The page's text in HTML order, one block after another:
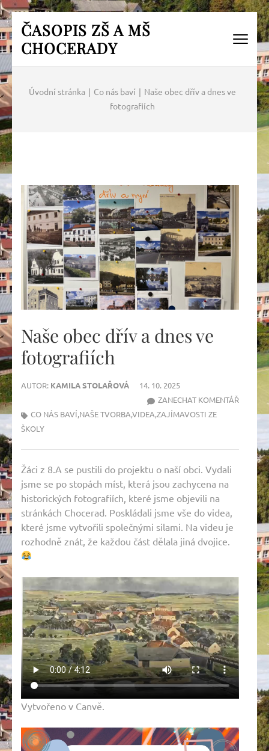
Přeskočit
na
obsah
ČASOPIS ZŠ A MŠ
CHOCERADY
Úvodní stránka | Co nás baví | Naše obec dřív a dnes ve
fotografiích
Naše obec dřív a dnes ve
fotografiích
AUTOR: KAMILA STOLAŘOVÁ
14. 10. 2025
ZANECHAT KOMENTÁŘNA
NAŠE
DNES
CO NÁS BAVÍ,NAŠE TVORBA,VIDEA,ZAJÍMAVOSTI ZE
ŠKOLY
Žáci z 8.A se pustili do projektu o naší obci. Vydali
jsme se po stopách míst, která jsou zachycena na
historických fotografiích, které jsme objevili na
stránkách Chocerad. Poskládali jsme vše do videa,
které jsme vytvořili společnými silami. Na videu je
rozhodně znát, že každou část dělala jiná dvojice.
Vytvořeno v Canvě.